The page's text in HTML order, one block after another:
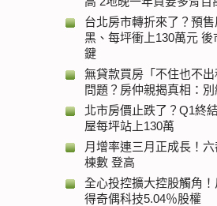
台北房市轉折來了？預
黑、每坪衝上130萬元 後
鍵
無貸款買房「不住也不
問題？房仲親揭真相：
北市房價止跌了？Q1終
屋每坪站上130萬
月增率連三月正成長！
棟數 登高
全心投控擴大控股觸角
得奇偶科技5.04％股權